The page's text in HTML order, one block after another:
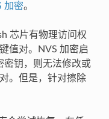
加密。
芯片有物理访问权
值对。NVS 加密启
密钥，则无法修改或
。但是，针对擦除